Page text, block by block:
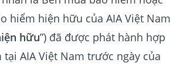
hiểm hiện hữu của AIA Việt Nam
hữu”) đã được phát hành hợp
AIA Việt Nam trước ngày của